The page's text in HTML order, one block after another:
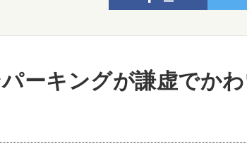
ーキングが謙虚でか